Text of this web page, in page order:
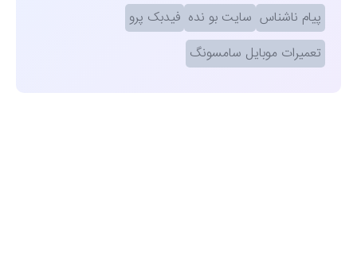
پیام ناشناس سایت بو نده فیدبک پرو
تعمیرات موبایل سامسونگ